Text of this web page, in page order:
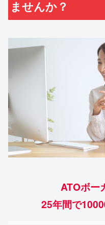
ませんか？
ATOボー
25年間で